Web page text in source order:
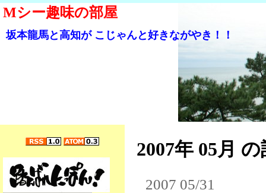
Mシー趣味の部屋
坂本龍馬と高知が こじゃんと好きながやき！！
2007年 05月
2007 05/31